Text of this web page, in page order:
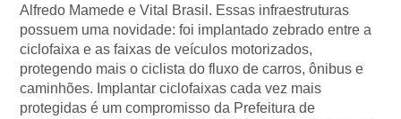
Alfredo Mamede e Vital Brasil. Essas infraestruturas
possuem uma novidade: foi implantado zebrado entre a
ciclofaixa e as faixas de veículos motorizados,
protegendo mais o ciclista do fluxo de carros, ônibus e
caminhões. Implantar ciclofaixas cada vez mais
protegidas é um compromisso da Prefeitura de